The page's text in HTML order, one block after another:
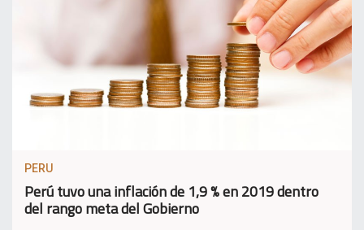
PERU
Perú tuvo una inflación de 1,9 % en 2019 dentro
del rango meta del Gobierno